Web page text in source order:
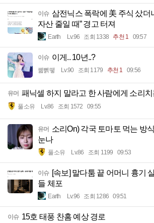
이슈 삼전닉스 폭락에 美 주식 샀더
자산 줄일 때” 경고 터져
Earth Lv.96 조회 1338 추천 1 09:57
이슈 이게.. 10년..?
꿻뻵뗗 Lv.90 조회 1179 추천 1 09:56
유머 패닉셀 하지 말라고 한 사람에게 소리
풀소유 Lv.86 조회 1572 09:55
유머 소리On) 각국 토마토 먹는 방
눈나
풀소유 Lv.86 조회 1199 09:53
이슈 [속보] 말다툼 끝 어머니 흉기
들 체포
Earth Lv.96 조회 1286 09:51
이슈 15호 태풍 찬홈 예상 경로